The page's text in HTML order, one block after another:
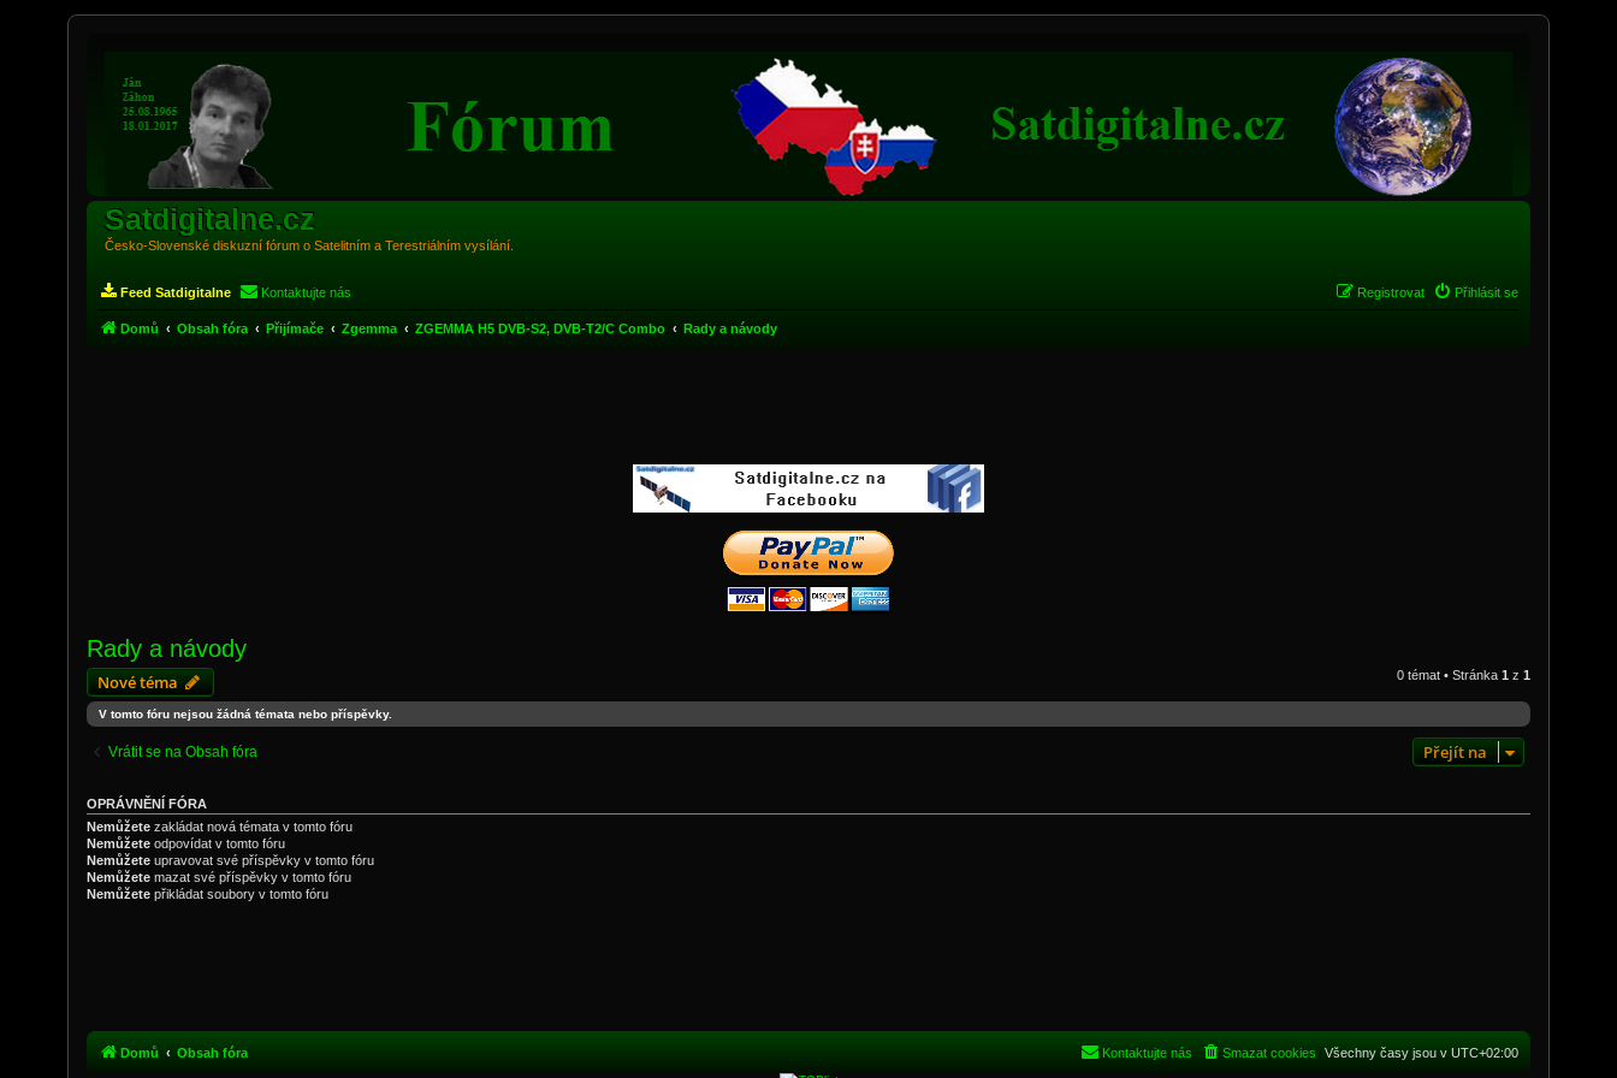
Satdigitalne.cz
Česko-Slovenské diskuzní fórum o Satelitním a Terestriálním vysílání.
Feed Satdigitalne Kontaktujte nás Přihlásit se
Registrovat
Domů Obsah fóra Přijímače Zgemma ZGEMMA H5 DVB-S2, DVB-T2/C Combo Rady a návody
Rady a návody
Nové téma 0 témat • Stránka 1 z 1
V tomto fóru nejsou žádná témata nebo příspěvky.
Vrátit se na Obsah fóra Přejít na
OPRÁVNĚNÍ FÓRA
Nemůžete zakládat nová témata v tomto fóru
Nemůžete odpovídat v tomto fóru
Nemůžete upravovat své příspěvky v tomto fóru
Nemůžete mazat své příspěvky v tomto fóru
Nemůžete přikládat soubory v tomto fóru
Domů Obsah fóra Všechny časy jsou v UTC+02:00
Smazat cookies
Kontaktujte nás